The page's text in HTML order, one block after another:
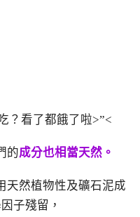
？看了都餓了啦>”<
的成分也相當天然。
天然植物性及礦石泥成
子殘留，